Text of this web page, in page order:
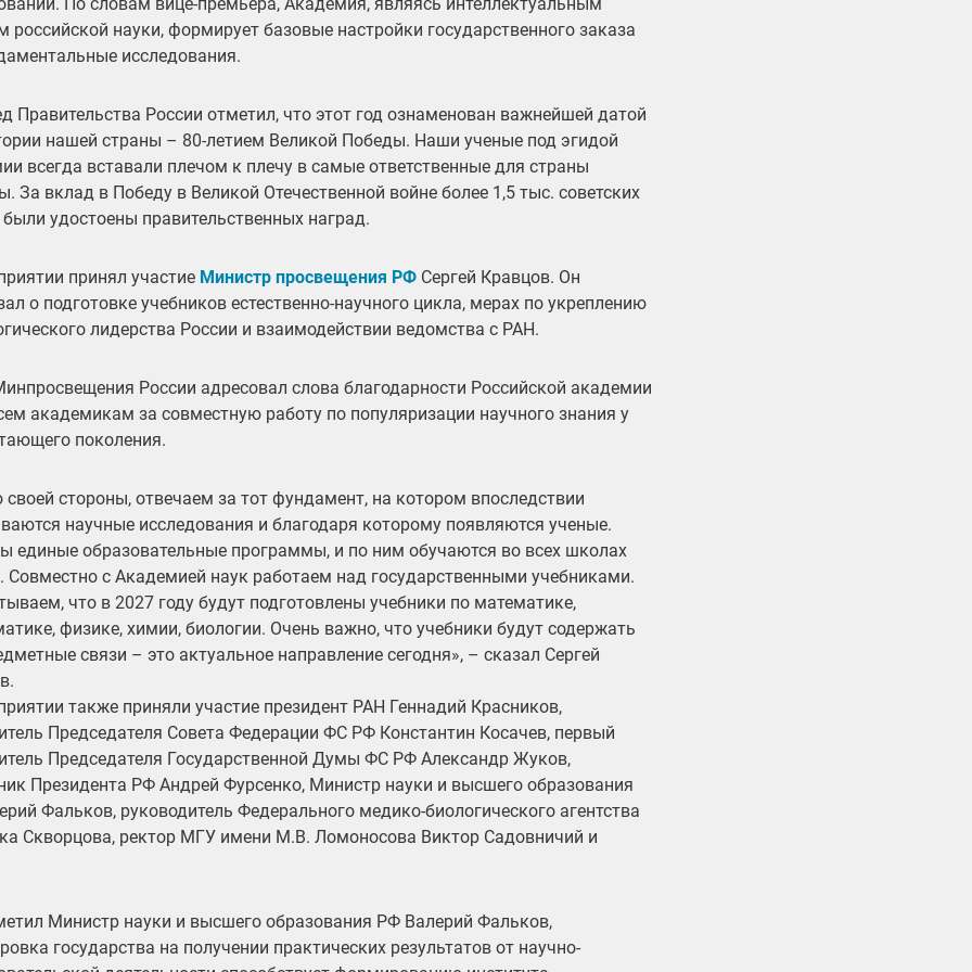
российской науки, формирует базовые настройки государственного заказа
исследования.
Правительства России отметил, что этот год ознаменован важнейшей датой
нашей страны – 80-летием Великой Победы. Наши ученые под эгидой
всегда вставали плечом к плечу в самые ответственные для страны
За вклад в Победу в Великой Отечественной войне более 1,5 тыс. советских
удостоены правительственных наград.
принял участие Министр просвещения РФ Сергей Кравцов. Он
о подготовке учебников естественно-научного цикла, мерах по укреплению
лидерства России и взаимодействии ведомства с РАН.
России адресовал слова благодарности Российской академии
академикам за совместную работу по популяризации научного знания у
поколения.
стороны, отвечаем за тот фундамент, на котором впоследствии
научные исследования и благодаря которому появляются ученые.
единые образовательные программы, и по ним обучаются во всех школах
Совместно с Академией наук работаем над государственными учебниками.
что в 2027 году будут подготовлены учебники по математике,
физике, химии, биологии. Очень важно, что учебники будут содержать
связи – это актуальное направление сегодня», – сказал Сергей
также приняли участие президент РАН Геннадий Красников,
Председателя Совета Федерации ФС РФ Константин Косачев, первый
Председателя Государственной Думы ФС РФ Александр Жуков,
Президента РФ Андрей Фурсенко, Министр науки и высшего образования
Фальков, руководитель Федерального медико-биологического агентства
Скворцова, ректор МГУ имени М.В. Ломоносова Виктор Садовничий и
Министр науки и высшего образования РФ Валерий Фальков,
государства на получении практических результатов от научно-